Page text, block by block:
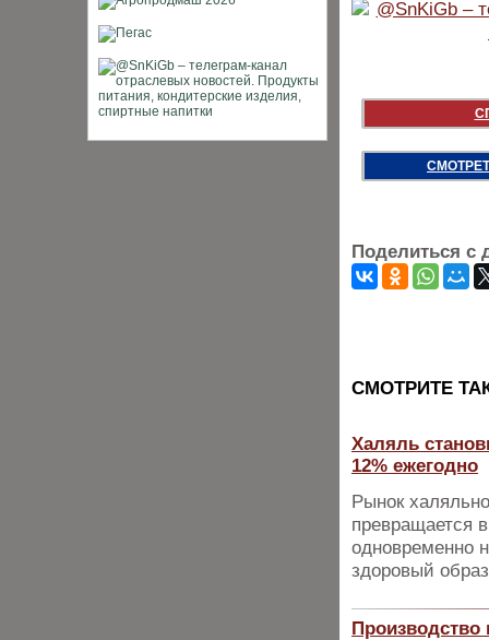
Поделиться с
CМОТРИТЕ
Халяль
12% ежегодно
Рынок
превращается
одновременно
здоровый
Производство